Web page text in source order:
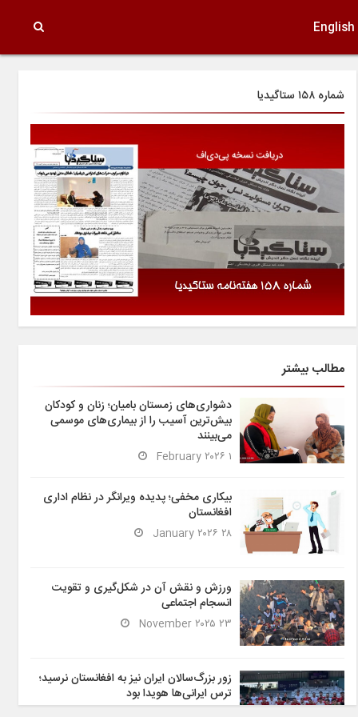
English
شماره ۱۵۸ ستاگیدیا
مطالب بیشتر
دشواری‌های زمستان بامیان؛ زنان و کودکان
بیش‌ترین آسیب را از بیماری‌های موسمی
می‌بینند
۱ February ۲۰۲۶
بیکاری مخفی؛ پدیده ویرانگر در نظام اداری
افغانستان
۲۸ January ۲۰۲۶
ورزش و نقش آن در شکل‌گیری و تقویت
انسجام اجتماعی
۲۳ November ۲۰۲۵
زور بزرگ‌سالان ایران نیز به افغانستان نرسید؛
ترس ایرانی‌ها هویدا بود